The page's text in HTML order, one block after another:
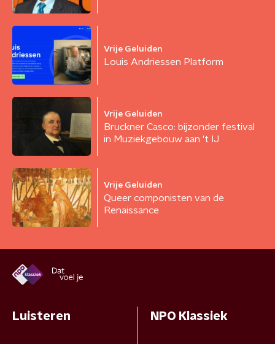
Vrije Geluiden
Louis Andriessen Platform
Vrije Geluiden
Bruckner Casco: bijzonder festival
in Muziekgebouw aan 't IJ
Vrije Geluiden
Queer componisten van de
Renaissance
Luisteren NPO Klassiek